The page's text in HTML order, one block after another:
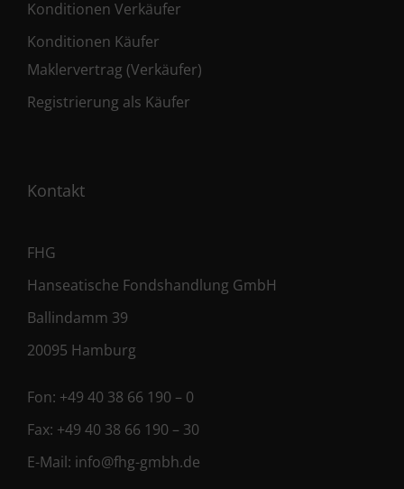
Konditionen Verkäufer
Konditionen Käufer
Maklervertrag (Verkäufer)
Registrierung als Käufer
Kontakt
FHG
Hanseatische Fondshandlung GmbH
Ballindamm 39
20095 Hamburg
Fon: +49 40 38 66 190 – 0
Fax: +49 40 38 66 190 – 30
E-Mail: info@fhg-gmbh.de